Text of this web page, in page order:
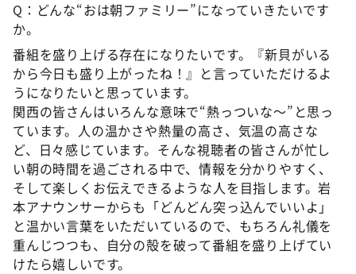
Q：どんな“おは朝ファミリー”になっていきたいです
か。
番組を盛り上げる存在になりたいです。『新貝がいる
から今日も盛り上がったね！』と言っていただけるよ
うになりたいと思っています。
関西の皆さんはいろんな意味で“熱っついな～”と思っ
ています。人の温かさや熱量の高さ、気温の高さな
ど、日々感じています。そんな視聴者の皆さんが忙し
い朝の時間を過ごされる中で、情報を分かりやすく、
そして楽しくお伝えできるような人を目指します。岩
本アナウンサーからも「どんどん突っ込んでいいよ」
と温かい言葉をいただいているので、もちろん礼儀を
重んじつつも、自分の殻を破って番組を盛り上げてい
けたら嬉しいです。